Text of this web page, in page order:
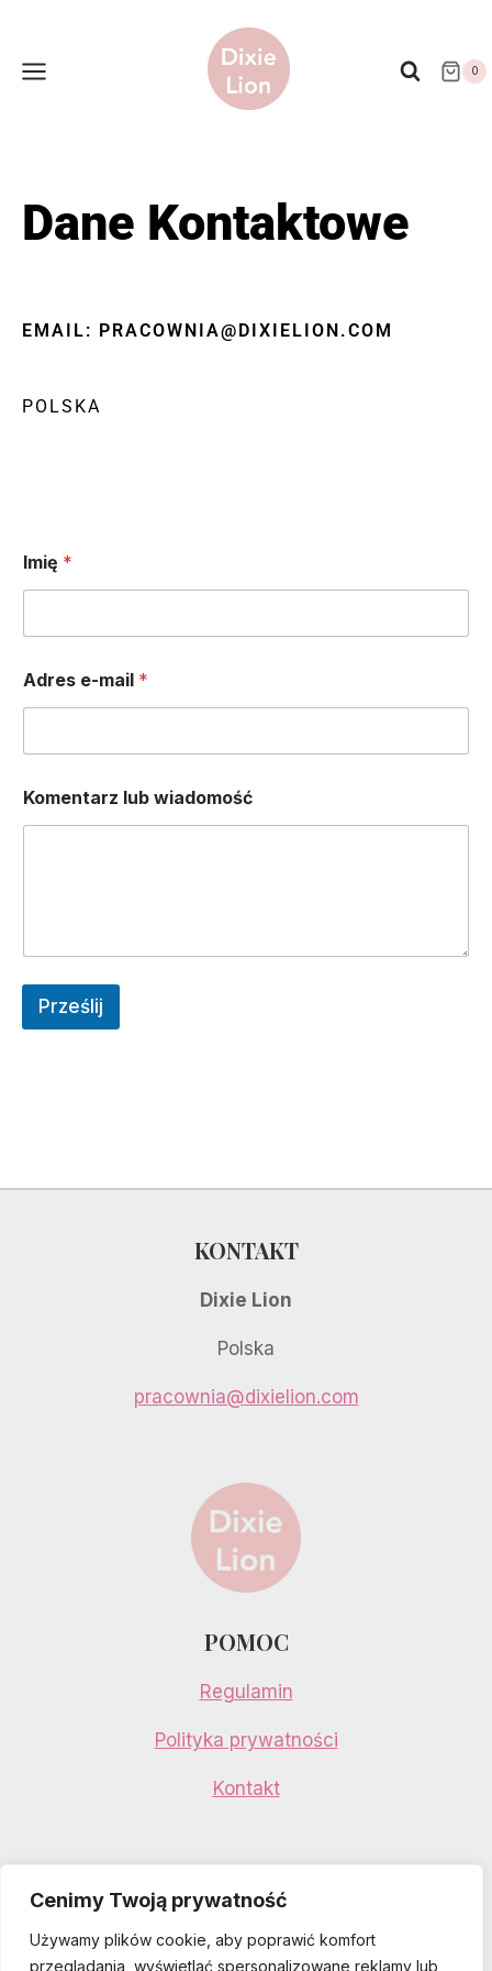
Cenimy Twoją prywatność
Używamy plików cookie, aby poprawić komfort
przeglądania, wyświetlać spersonalizowane reklamy lub
0
Dane Kontaktowe
EMAIL: PRACOWNIA@DIXIELION.COM
POLSKA
Imię *
Adres e-mail *
Komentarz lub wiadomość
Prześlij
KONTAKT
Dixie Lion
Polska
pracownia@dixielion.com
POMOC
Regulamin
Polityka prywatności
Kontakt